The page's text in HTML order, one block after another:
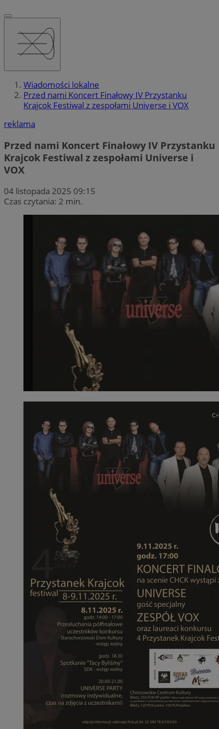
Wiadomości lokalne
Przed nami Koncert Finałowy IV Przystanku
Krajcok Festiwal z zespołami Universe i VOX
reklama
Przed nami Koncert Finałowy IV Przystanku
Krajcok Festiwal z zespołami Universe i
VOX
04 listopada 2025 09:15
Czas czytania: 2 min.